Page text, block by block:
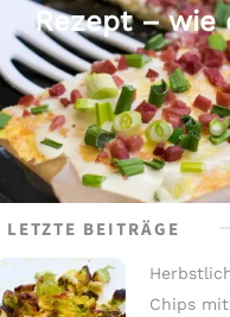
Rezept – wie
LETZTE BEITRÄGE
Chips